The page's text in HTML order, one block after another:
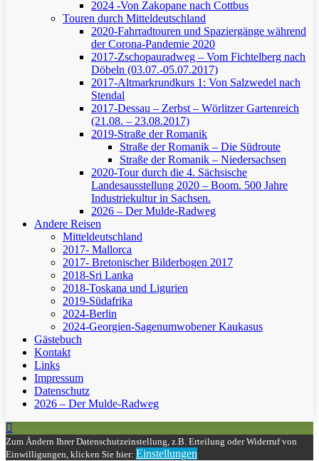
2024 -Von Zakopane nach Cottbus
Touren durch Mitteldeutschland
2020-Fahrradtouren und Spaziergänge während
der Corona-Pandemie 2020
2017-Zschopauradweg – Vom Fichtelberg nach
Döbeln (03.07.-05.07.2017)
2017-Altmarkrundkurs 1: Von Salzwedel nach
Stendal
2017-Dessau – Zerbst – Wörlitzer Gartenreich
(21.08. – 23.08.2017)
2019-Straße der Romanik
Straße der Romanik – Die Südroute
Straße der Romanik – Niedersachsen
2020-Tour durch die 4. Sächsische
Landesausstellung 2020 – Boom. 500 Jahre
Industriekultur in Sachsen.
2026 – Der Mulde-Radweg
Andere Reisen
Mitteldeutschland
2017- Mallorca
2017- Bretonischer Bilderbogen 2017
2018-Sri Lanka
2018-Toskana und Ligurien
2019-Südafrika
2024-Berlin
2024-Georgien-Sagenumwobener Kaukasus
Gästebuch
Kontakt
Links
Impressum
Datenschutz
2026 – Der Mulde-Radweg
Zum Ändern Ihrer Datenschutzeinstellung, z.B. Erteilung oder Widerruf von
Einwilligungen, klicken Sie hier: Einstellungen